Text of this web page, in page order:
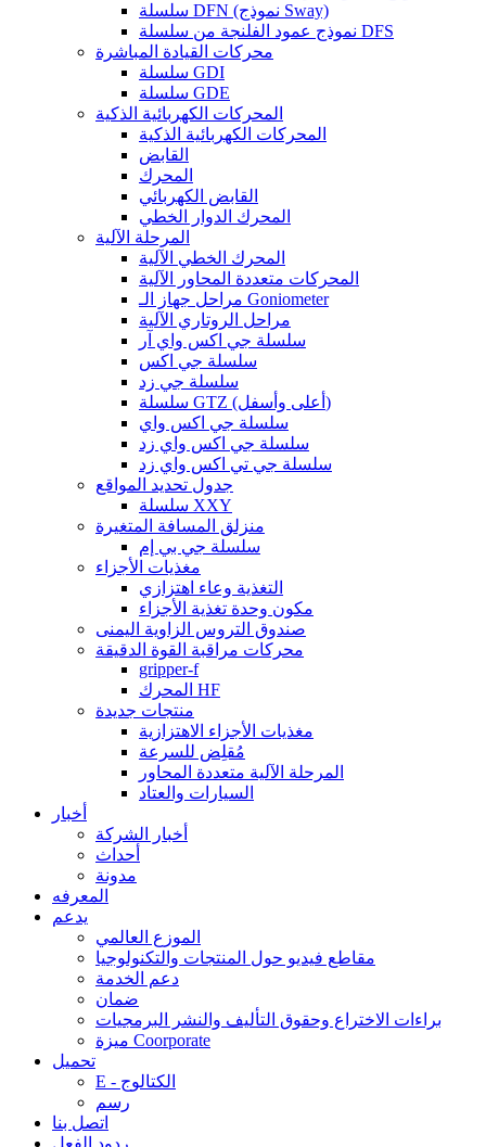
سلسلة DFN (نموذج Sway)
نموذج عمود الفلنجة من سلسلة DFS
محركات القيادة المباشرة
سلسلة GDI
سلسلة GDE
المحركات الكهربائية الذكية
المحركات الكهربائية الذكية
القابض
المحرك
القابض الكهربائي
المحرك الدوار الخطي
المرحلة الآلية
المحرك الخطي الآلية
المحركات متعددة المحاور الآلية
مراحل جهاز الـ Goniometer
مراحل الروتاري الآلية
سلسلة جي اكس واي آر
سلسلة جي اكس
سلسلة جي زد
سلسلة GTZ (أعلى وأسفل)
سلسلة جي اكس واي
سلسلة جي اكس واي زد
سلسلة جي تي اكس واي زد
جدول تحديد المواقع
سلسلة XXY
منزلق المسافة المتغيرة
سلسلة جي بي إم
مغذيات الأجزاء
التغذية وعاء اهتزازي
مكون وحدة تغذية الأجزاء
صندوق التروس الزاوية اليمنى
محركات مراقبة القوة الدقيقة
gripper-f
المحرك HF
منتجات جديدة
مغذيات الأجزاء الاهتزازية
مُقلِض للسرعة
المرحلة الآلية متعددة المحاور
السيارات والعتاد
أخبار
أخبار الشركة
أحداث
مدونة
المعرفه
يدعم
الموزع العالمي
مقاطع فيديو حول المنتجات والتكنولوجيا
دعم الخدمة
ضمان
براءات الاختراع وحقوق التأليف والنشر البرمجيات
ميزة Coorporate
تحميل
E - الكتالوج
رسم
اتصل بنا
ردود الفعل